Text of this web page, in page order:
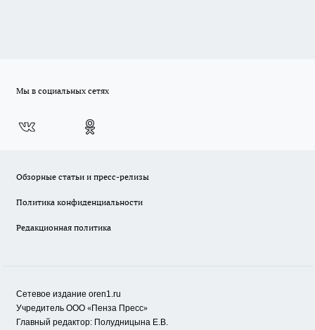
Мы в социальных сетях
Обзорные статьи и пресс-релизы
Политика конфиденциальности
Редакционная политика
Сетевое издание oren1.ru
Учредитель ООО «Пенза Пресс»
Главный редактор: Полудницына Е.В.